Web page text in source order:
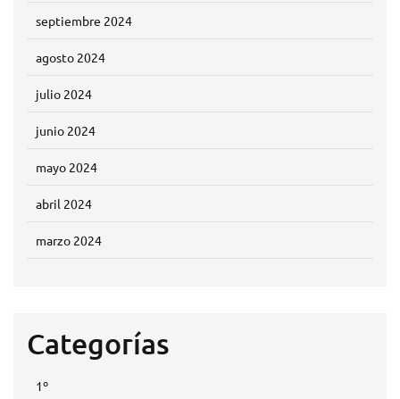
septiembre 2024
agosto 2024
julio 2024
junio 2024
mayo 2024
abril 2024
marzo 2024
Categorías
1º